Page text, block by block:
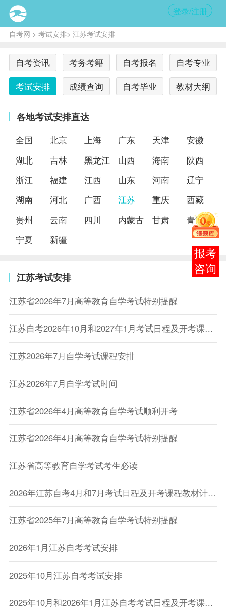
登录/注册
自考网 > 考试安排> 江苏考试安排
自考资讯 考务考籍 自考报名
自考专业
考试安排
成绩查询 自考毕业 教材大纲
各地考试安排直达
全国 北京 上海 广东 天津
安徽
湖北
吉林 黑龙江 山西 海南
陕西
浙江
福建 江西 山东 河南
辽宁
湖南
河北 广西 江苏 重庆
西藏
贵州
云南 四川 内蒙古 甘肃
青海
宁夏
新疆
江苏考试安排
江苏省2026年7月高等教育自学考试特别提醒
江苏自考2026年10月和2027年1月考试日程及开考课程教材计划的通知
江苏2026年7月自学考试课程安排
江苏2026年7月自学考试时间
江苏省2026年4月高等教育自学考试顺利开考
江苏省2026年4月高等教育自学考试特别提醒
江苏省高等教育自学考试考生必读
2026年江苏自考4月和7月考试日程及开考课程教材计划的通知
江苏省2025年7月高等教育自学考试特别提醒
2026年1月江苏自考考试安排
2025年10月江苏自考考试安排
2025年10月和2026年1月江苏自考考试日程及开考课程教材计划
在线
客服